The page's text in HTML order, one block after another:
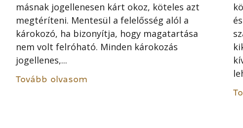
másnak jogellenesen kárt okoz, köteles azt
megtéríteni. Mentesül a felelősség alól a
károkozó, ha bizonyítja, hogy magatartása
nem volt felróható. Minden károkozás
jogellenes,...
Tovább olvasom